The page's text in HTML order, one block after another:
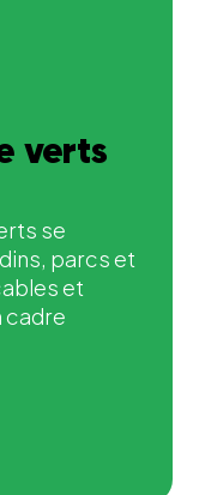
verts
se
parcs et
et
cadre